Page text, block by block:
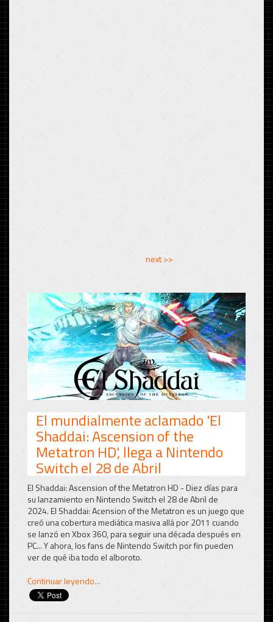
next >>
El mundialmente aclamado 'El
Shaddai: Ascension of the
Metatron HD', llega a Nintendo
Switch el 28 de Abril
El Shaddai: Ascension of the Metatron HD - Diez días para
su lanzamiento en Nintendo Switch el 28 de Abril de
2024. El Shaddai: Acension of the Metatron es un juego que
creó una cobertura mediática masiva allá por 2011 cuando
se lanzó en Xbox 360, para seguir una década después en
PC... Y ahora, los fans de Nintendo Switch por fin pueden
ver de qué iba todo el alboroto.
Continuar leyendo...